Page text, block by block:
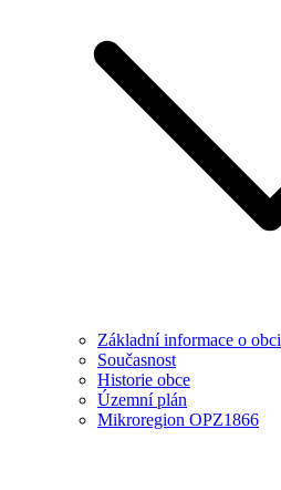
Základní informace o obci
Současnost
Historie obce
Územní plán
Mikroregion OPZ1866